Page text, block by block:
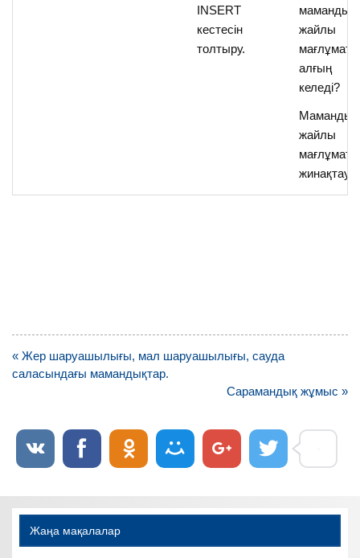
INSERT
кестесін
толтыру.
мамандық
жайлы
мағлұмат
алғың
келеді?
Мамандық
жайлы
жинақтау.
Навигация
по
« Жер шаруашылығы, мал шаруашылығы, сауда
саласындағы мамандықтар.
Сарамандық жұмыс »
Жаңа мақалалар